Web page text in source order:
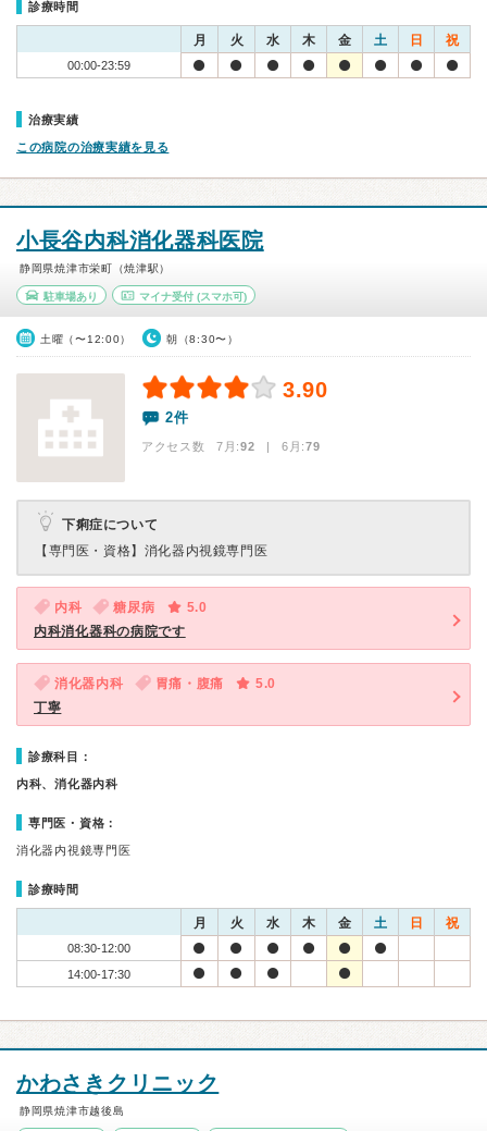
診療時間
月 火 水 木 金 土 日 祝
00:00-23:59
治療実績
この病院の治療実績を見る
小長谷内科消化器科医院
静岡県焼津市栄町（焼津駅）
駐車場あり マイナ受付(スマホ可)
土曜（〜12:00） 朝（8:30〜）
3.90
2件
アクセス数 7月:92 | 6月:79
下痢症について
【専門医・資格】 消化器内視鏡専門医
内科 糖尿病
5.0
内科消化器科の病院です
消化器内科 胃痛・腹痛
5.0
丁寧
診療科目：
内科、消化器内科
専門医・資格：
消化器内視鏡専門医
診療時間
月 火 水 木 金 土 日 祝
08:30-12:00
14:00-17:30
かわさきクリニック
静岡県焼津市越後島